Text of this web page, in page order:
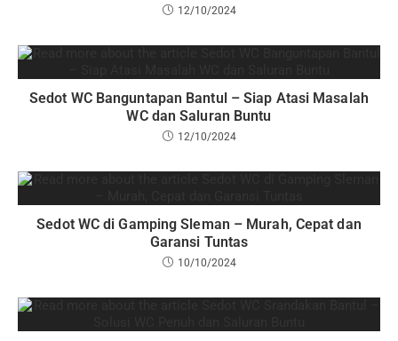
12/10/2024
Sedot WC Banguntapan Bantul – Siap Atasi Masalah
WC dan Saluran Buntu
12/10/2024
Sedot WC di Gamping Sleman – Murah, Cepat dan
Garansi Tuntas
10/10/2024